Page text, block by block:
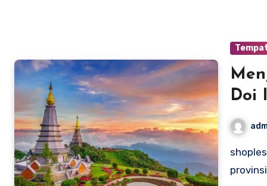
Doi
shoplesesne.com – Doi Inthanon National Park, terletak di